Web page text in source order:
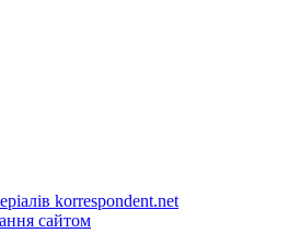
korrespondent.net
сайтом